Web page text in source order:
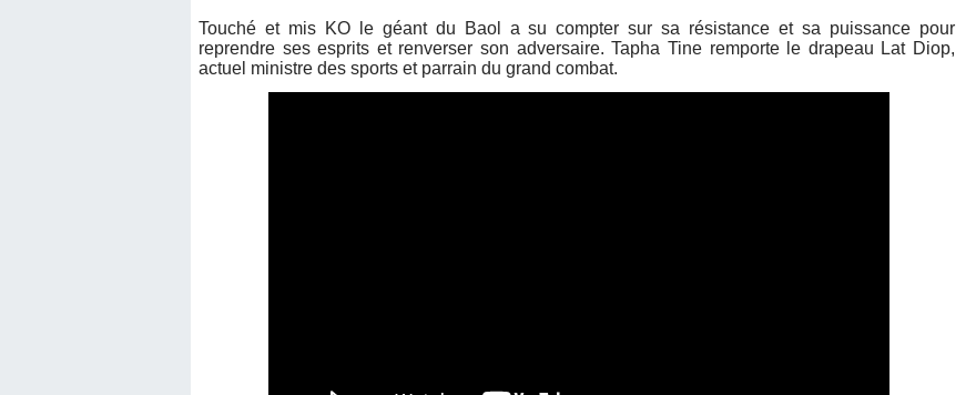
Touché et mis KO le géant du Baol a su compter sur sa résistance et sa puissance pour
reprendre ses esprits et renverser son adversaire. Tapha Tine remporte le drapeau Lat Diop,
actuel ministre des sports et parrain du grand combat.